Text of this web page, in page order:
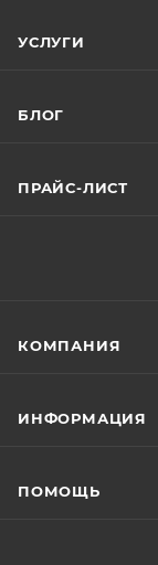
УСЛУГИ
БЛОГ
ПРАЙС-ЛИСТ
КОМПАНИЯ
ИНФОРМАЦИЯ
ПОМОЩЬ